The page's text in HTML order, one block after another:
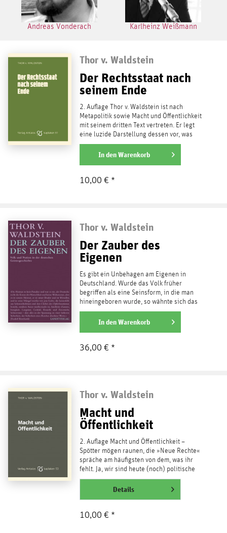
Andreas Vonderach Karlheinz Weißmann
Thor v. Waldstein
Der Rechtsstaat nach
seinem Ende
2. Auflage Thor v. Waldstein ist nach
Metapolitik sowie Macht und Öffentlichkeit
mit seinem dritten Text vertreten. Er legt
eine luzide Darstellung dessen vor, was
der...
weiterlesen
In denWarenkorb
10,00 € *
Thor v. Waldstein
Der Zauber des
Eigenen
Es gibt ein Unbehagen am Eigenen in
Deutschland. Wurde das Volk früher
begriffen als eine Seinsform, in die man
hineingeboren wurde, so wähnte sich das
ichverpanzerte Individuum...
weiterlesen
In denWarenkorb
36,00 € *
Thor v. Waldstein
Macht und
Öffentlichkeit
2. Auflage Macht und Öffentlichkeit –
Spötter mögen raunen, die »Neue Rechte«
spräche am häufigsten von dem, was ihr
fehlt. Ja, wir sind heute (noch) politische
Havenots, weil...
weiterlesenDetails
10,00 € *